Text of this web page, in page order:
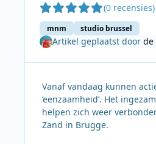
(0 recensies)
mnm studio brussel
Artikel geplaatst door de
Vanaf vandaag kunnen
‘eenzaamheid’. Het
helpen zich weer
Zand in Brugge.